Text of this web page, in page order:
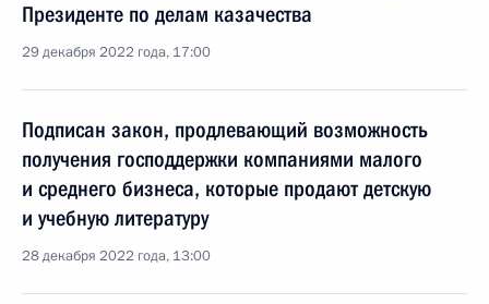
Президенте по делам казачества
29 декабря 2022 года, 17:00
Подписан закон, продлевающий возможность
получения господдержки компаниями малого
и среднего бизнеса, которые продают детскую
и учебную литературу
28 декабря 2022 года, 13:00